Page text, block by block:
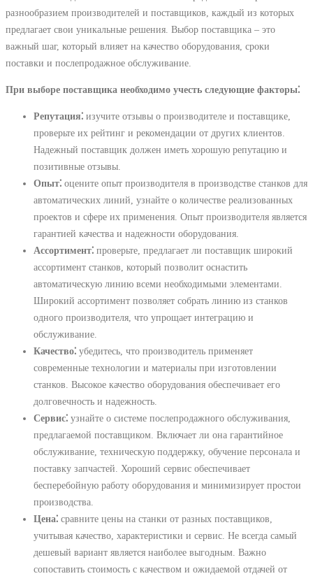
разнообразием производителей и поставщиков, каждый из которых
предлагает свои уникальные решения. Выбор поставщика – это
важный шаг, который влияет на качество оборудования, сроки
поставки и послепродажное обслуживание.
При выборе поставщика необходимо учесть следующие факторы⁚
Репутация⁚ изучите отзывы о производителе и поставщике,
проверьте их рейтинг и рекомендации от других клиентов.
Надежный поставщик должен иметь хорошую репутацию и
позитивные отзывы.
Опыт⁚ оцените опыт производителя в производстве станков для
автоматических линий, узнайте о количестве реализованных
проектов и сфере их применения. Опыт производителя является
гарантией качества и надежности оборудования.
Ассортимент⁚ проверьте, предлагает ли поставщик широкий
ассортимент станков, который позволит оснастить
автоматическую линию всеми необходимыми элементами.
Широкий ассортимент позволяет собрать линию из станков
одного производителя, что упрощает интеграцию и
обслуживание.
Качество⁚ убедитесь, что производитель применяет
современные технологии и материалы при изготовлении
станков. Высокое качество оборудования обеспечивает его
долговечность и надежность.
Сервис⁚ узнайте о системе послепродажного обслуживания,
предлагаемой поставщиком. Включает ли она гарантийное
обслуживание, техническую поддержку, обучение персонала и
поставку запчастей. Хороший сервис обеспечивает
бесперебойную работу оборудования и минимизирует простои
производства.
Цена⁚ сравните цены на станки от разных поставщиков,
учитывая качество, характеристики и сервис. Не всегда самый
дешевый вариант является наиболее выгодным. Важно
сопоставить стоимость с качеством и ожидаемой отдачей от